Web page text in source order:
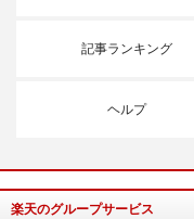
記事ランキング
ヘルプ
楽天のグループサービス